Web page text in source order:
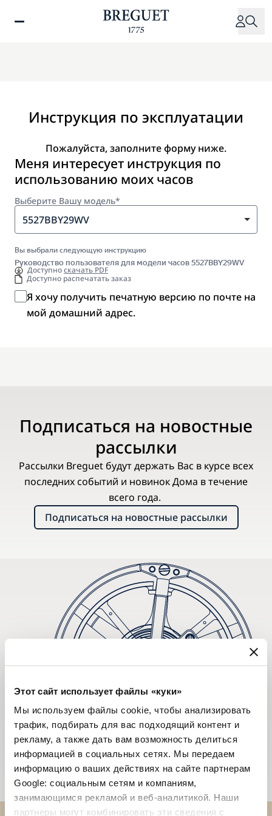
Этот сайт использует файлы «куки»
Мы используем файлы cookie, чтобы анализировать
трафик, подбирать для вас подходящий контент и
рекламу, а также дать вам возможность делиться
информацией в социальных сетях. Мы передаем
информацию о ваших действиях на сайте партнерам
Google: социальным сетям и компаниям,
занимающимся рекламой и веб-аналитикой. Наши
партнеры могут комбинировать эти сведения с
Инструкция по эксплуатации
Пожалуйста, заполните форму ниже.
Меня интересует инструкция по
использованию моих часов
Выберите Вашу модель*
5527BBY29WV
Вы выбрали следующую инструкцию
Руководство пользователя для модели часов 5527BBY29WV
Доступноскачать PDF
Доступно распечатать заказ
Я хочу получить печатную версию по почте на
мой домашний адрес.
Подписаться на новостные
рассылки
Рассылки Breguet будут держать Вас в курсе всех
последних событий и новинок Дома в течение
всего года.
Подписаться на новостные рассылки